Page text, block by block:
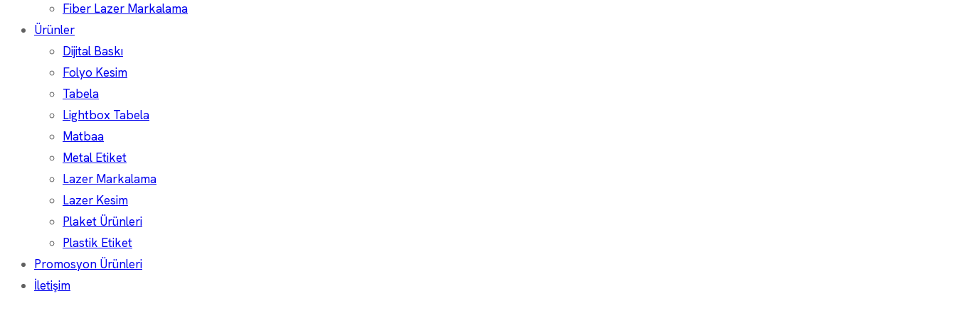
Fiber Lazer Markalama
Ürünler
Dijital Baskı
Folyo Kesim
Tabela
Lightbox Tabela
Matbaa
Metal Etiket
Lazer Markalama
Lazer Kesim
Plaket Ürünleri
Plastik Etiket
Promosyon Ürünleri
İletişim